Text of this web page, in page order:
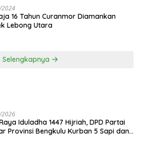
2024
16 Tahun Curanmor Diamankan
Lebong Utara
Selengkapnya
Iduladha 1447 Hijriah, DPD Partai
Provinsi Bengkulu Kurban 5 Sapi dan 1